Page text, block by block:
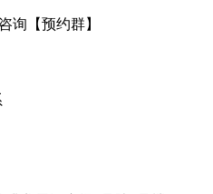
询【预约群】